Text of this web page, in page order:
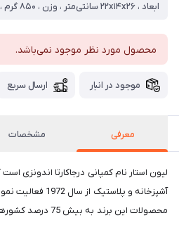
محصول مورد نظر موجود نمی‌باشد.
موجود در انبار ارسال سریع
معرفی مشخصات
لیون استار نام کمپانی درجاکارتا اندونزی
آشپزخانه و
محصولات این برند